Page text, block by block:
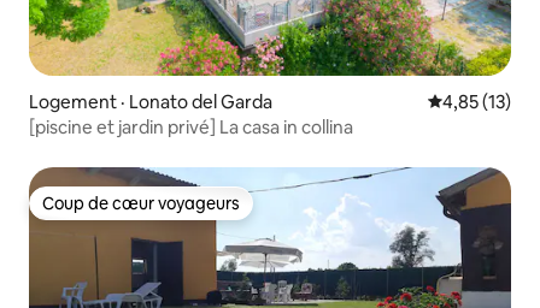
Logement · Lonato del Garda Note
4,85 (13)
[piscine et jardin privé] La casa in collina
Coup de cœur voyageurs
Coup de cœur voyageurs